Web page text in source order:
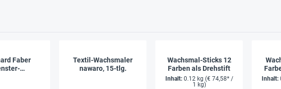
Faber
Textil-Wachsmaler
nawaro, 15-tlg.
Wachsmal-Sticks 12
Farben als Drehstift
Inhalt: 0.12 kg (€ 74,58* /
1 kg)
Inhalt: